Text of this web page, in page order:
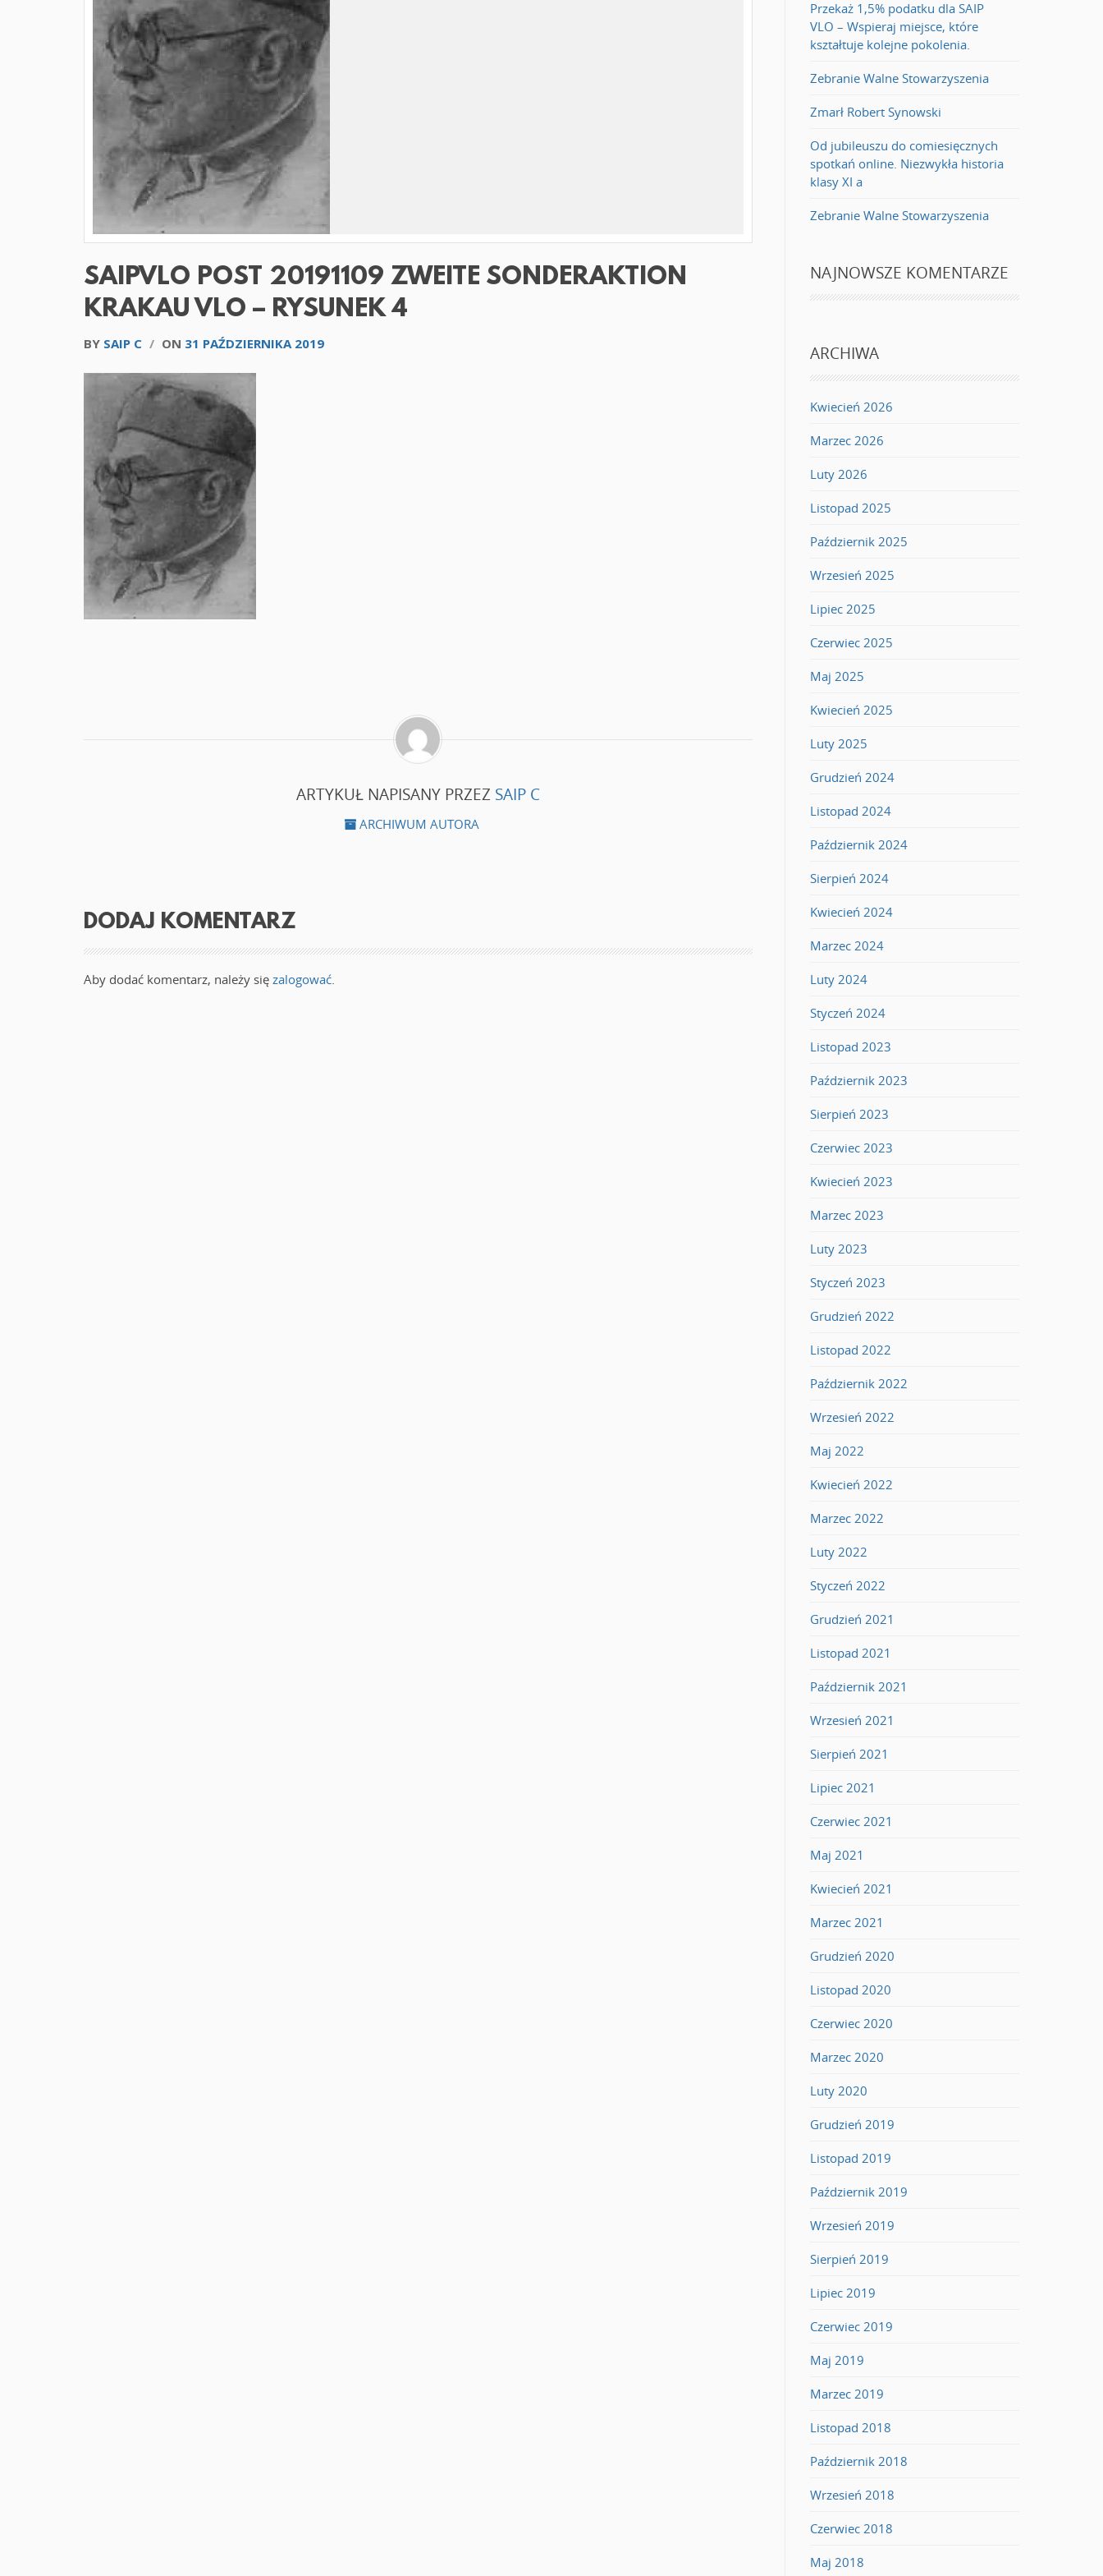
SAIPVLO POST 20191109 ZWEITE SONDERAKTION
KRAKAU VLO – RYSUNEK 4
BY SAIP C / ON 31 PAŹDZIERNIKA 2019
ARTYKUŁ NAPISANY PRZEZ SAIP C
ARCHIWUM AUTORA
DODAJ KOMENTARZ
Aby dodać komentarz, należy się zalogować.
Przekaż 1,5% podatku dla SAIP
VLO – Wspieraj miejsce, które
kształtuje kolejne pokolenia.
Zebranie Walne Stowarzyszenia
Zmarł Robert Synowski
Od jubileuszu do comiesięcznych
spotkań online. Niezwykła historia
klasy XI a
Zebranie Walne Stowarzyszenia
NAJNOWSZE KOMENTARZE
ARCHIWA
Kwiecień 2026
Marzec 2026
Luty 2026
Listopad 2025
Październik 2025
Wrzesień 2025
Lipiec 2025
Czerwiec 2025
Maj 2025
Kwiecień 2025
Luty 2025
Grudzień 2024
Listopad 2024
Październik 2024
Sierpień 2024
Kwiecień 2024
Marzec 2024
Luty 2024
Styczeń 2024
Listopad 2023
Październik 2023
Sierpień 2023
Czerwiec 2023
Kwiecień 2023
Marzec 2023
Luty 2023
Styczeń 2023
Grudzień 2022
Listopad 2022
Październik 2022
Wrzesień 2022
Maj 2022
Kwiecień 2022
Marzec 2022
Luty 2022
Styczeń 2022
Grudzień 2021
Listopad 2021
Październik 2021
Wrzesień 2021
Sierpień 2021
Lipiec 2021
Czerwiec 2021
Maj 2021
Kwiecień 2021
Marzec 2021
Grudzień 2020
Listopad 2020
Czerwiec 2020
Marzec 2020
Luty 2020
Grudzień 2019
Listopad 2019
Październik 2019
Wrzesień 2019
Sierpień 2019
Lipiec 2019
Czerwiec 2019
Maj 2019
Marzec 2019
Listopad 2018
Październik 2018
Wrzesień 2018
Czerwiec 2018
Maj 2018